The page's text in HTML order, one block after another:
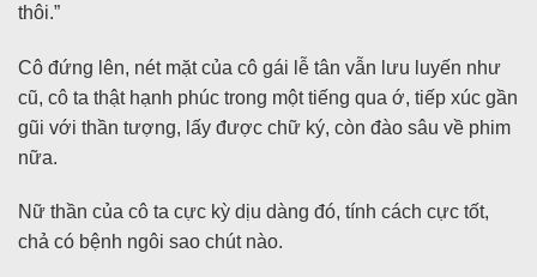
thôi.”
Cô đứng lên, nét mặt của cô gái lễ tân vẫn lưu luyến như
cũ, cô ta thật hạnh phúc trong một tiếng qua ớ, tiếp xúc gần
gũi với thần tượng, lấy được chữ ký, còn đào sâu về phim
nữa.
Nữ thần của cô ta cực kỳ dịu dàng đó, tính cách cực tốt,
chả có bệnh ngôi sao chút nào.